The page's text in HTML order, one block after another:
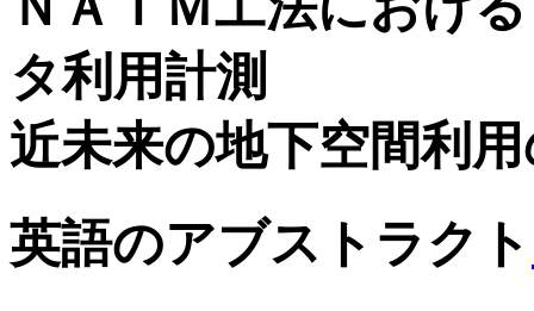
タ利用計測
近未来の地下空間利
英語のアブストラクト